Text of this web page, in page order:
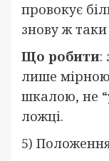
провокує
знову ж таки
Що робити:
лише
шкалою, не
ложці.
5)